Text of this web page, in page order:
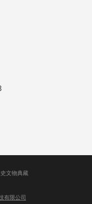
文物典藏
有限公司